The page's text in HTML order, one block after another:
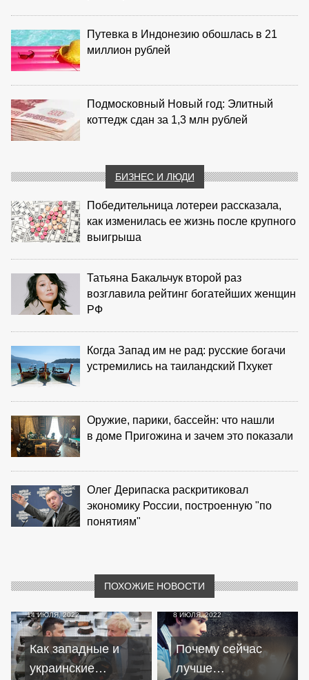
Путевка в Индонезию обошлась в 21
миллион рублей
Подмосковный Новый год: Элитный
коттедж сдан за 1,3 млн рублей
БИЗНЕС И ЛЮДИ
Победительница лотереи рассказала,
как изменилась ее жизнь после крупного
выигрыша
Татьяна Бакальчук второй раз
возглавила рейтинг богатейших женщин
РФ
Когда Запад им не рад: русские богачи
устремились на таиландский Пхукет
Оружие, парики, бассейн: что нашли
в доме Пригожина и зачем это показали
Олег Дерипаска раскритиковал
экономику России, построенную "по
понятиям"
ПОХОЖИЕ НОВОСТИ
14 ИЮЛЯ, 2022
Как западные и
украинские
8 ИЮЛЯ, 2022
Почему сейчас
лучше